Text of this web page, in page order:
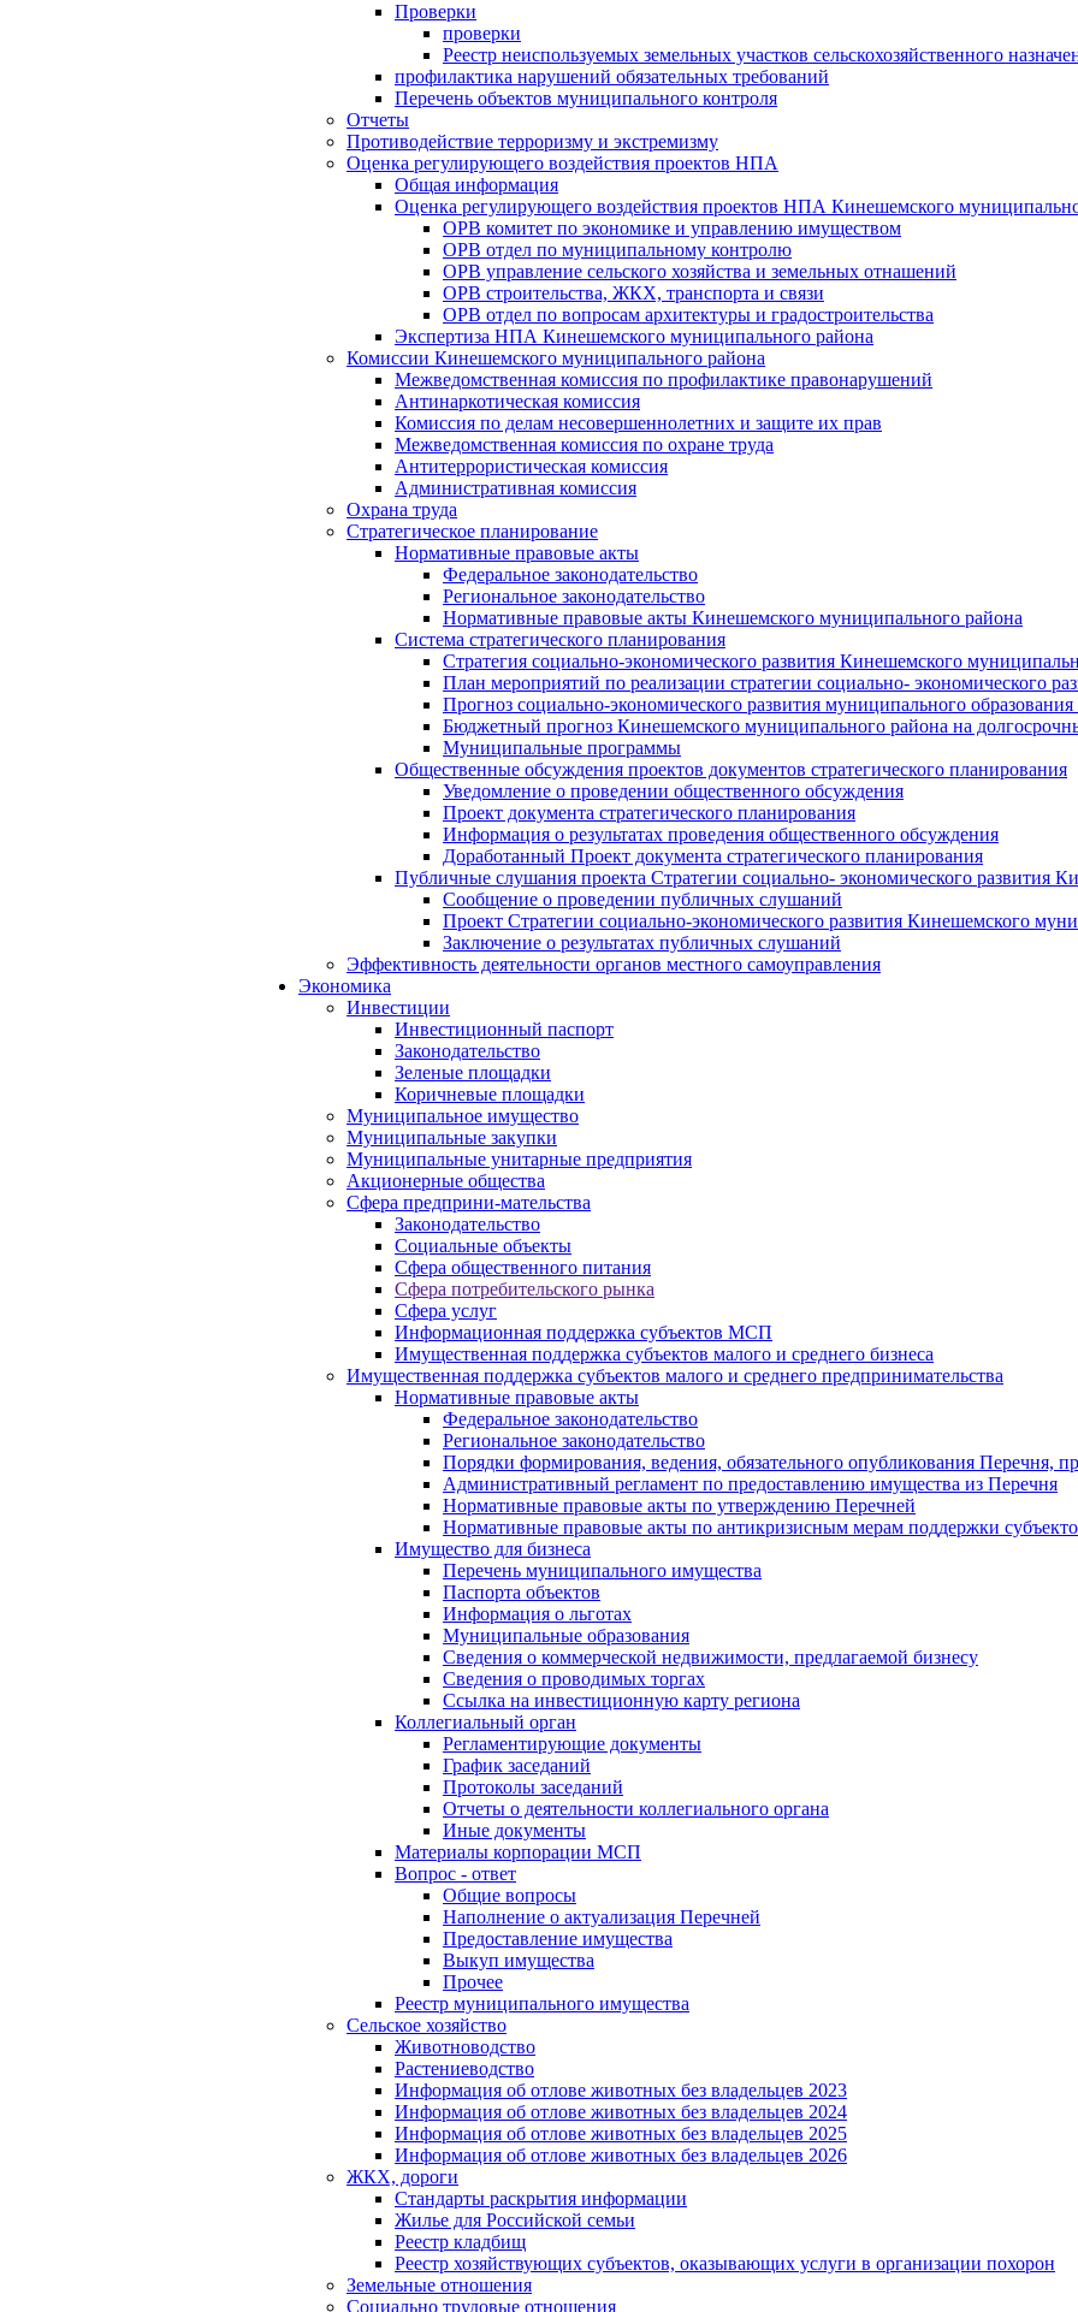
Проверки
проверки
Реестр неиспользуемых земельных участков сельскохозяйственного
профилактика нарушений обязательных требований
Перечень объектов муниципального контроля
Отчеты
Противодействие терроризму и экстремизму
Оценка регулирующего воздействия проектов НПА
Общая информация
Оценка регулирующего воздействия проектов НПА Кинешемского
ОРВ комитет по экономике и управлению имуществом
ОРВ отдел по муниципальному контролю
ОРВ управление сельского хозяйства и земельных отнашений
ОРВ строительства, ЖКХ, транспорта и связи
ОРВ отдел по вопросам архитектуры и градостроительства
Экспертиза НПА Кинешемского муниципального района
Комиссии Кинешемского муниципального района
Межведомственная комиссия по профилактике правонарушений
Антинаркотическая комиссия
Комиссия по делам несовершеннолетних и защите их прав
Межведомственная комиссия по охране труда
Антитеррористическая комиссия
Административная комиссия
Охрана труда
Стратегическое планирование
Нормативные правовые акты
Федеральное законодательство
Региональное законодательство
Нормативные правовые акты Кинешемского муниципального района
Система стратегического планирования
Стратегия социально-экономического развития Кинешемского
План мероприятий по реализации стратегии социально- экономического
Прогноз социально-экономического развития муниципального
Бюджетный прогноз Кинешемского муниципального района на
Муниципальные программы
Общественные обсуждения проектов документов стратегического планирования
Уведомление о проведении общественного обсуждения
Проект документа стратегического планирования
Информация о результатах проведения общественного обсуждения
Доработанный Проект документа стратегического планирования
Публичные слушания проекта Стратегии социально- экономического развития
Сообщение о проведении публичных слушаний
Проект Стратегии социально-экономического развития Кинешемского
Заключение о результатах публичных слушаний
Эффективность деятельности органов местного самоуправления
Экономика
Инвестиции
Инвестиционный паспорт
Законодательство
Зеленые площадки
Коричневые площадки
Муниципальное имущество
Муниципальные закупки
Муниципальные унитарные предприятия
Акционерные общества
Сфера предприни-мательства
Законодательство
Социальные объекты
Сфера общественного питания
Сфера потребительского рынка
Сфера услуг
Информационная поддержка субъектов МСП
Имущественная поддержка субъектов малого и среднего бизнеса
Имущественная поддержка субъектов малого и среднего предпринимательства
Нормативные правовые акты
Федеральное законодательство
Региональное законодательство
Порядки формирования, ведения, обязательного опубликования Перечня,
Административный регламент по предоставлению имущества из Перечня
Нормативные правовые акты по утверждению Перечней
Нормативные правовые акты по антикризисным мерам поддержки
Имущество для бизнеса
Перечень муниципального имущества
Паспорта объектов
Информация о льготах
Муниципальные образования
Сведения о коммерческой недвижимости, предлагаемой бизнесу
Сведения о проводимых торгах
Ссылка на инвестиционную карту региона
Коллегиальный орган
Регламентирующие документы
График заседаний
Протоколы заседаний
Отчеты о деятельности коллегиального органа
Иные документы
Материалы корпорации МСП
Вопрос - ответ
Общие вопросы
Наполнение о актуализация Перечней
Предоставление имущества
Выкуп имущества
Прочее
Реестр муниципального имущества
Сельское хозяйство
Животноводство
Растениеводство
Информация об отлове животных без владельцев 2023
Информация об отлове животных без владельцев 2024
Информация об отлове животных без владельцев 2025
Информация об отлове животных без владельцев 2026
ЖКХ, дороги
Стандарты раскрытия информации
Жилье для Российской семьи
Реестр кладбищ
Реестр хозяйствующих субъектов, оказывающих услуги в организации похорон
Земельные отношения
Социально трудовые отношения